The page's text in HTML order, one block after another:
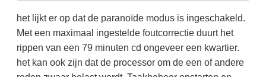
het lijkt er op dat de paranoïde modus is ingeschakeld.
Met een maximaal ingestelde foutcorrectie duurt het
rippen van een 79 minuten cd ongeveer een kwartier.
het kan ook zijn dat de processor om de een of andere